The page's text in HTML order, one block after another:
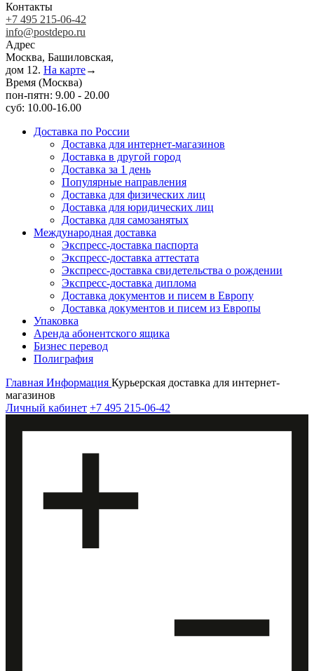
Контакты
+7 495 215-06-42
info@postdepo.ru
Адрес
Москва, Башиловская,
дом 12. На карте→
Время (Москва)
пон-пятн: 9.00 - 20.00
суб: 10.00-16.00
Доставка по России
Доставка для интернет-магазинов
Доставка в другой город
Доставка за 1 день
Популярные направления
Доставка для физических лиц
Доставка для юридических лиц
Доставка для самозанятых
Международная доставка
Экспресс-доставка паспорта
Экспресс-доставка аттестата
Экспресс-доставка свидетельства о рождении
Экспресс-доставка диплома
Доставка документов и писем в Европу
Доставка документов и писем из Европы
Упаковка
Аренда абонентского ящика
Бизнес перевод
Полиграфия
Главная Информация Курьерская доставка для интернет-
магазинов
Личный кабинет +7 495 215-06-42